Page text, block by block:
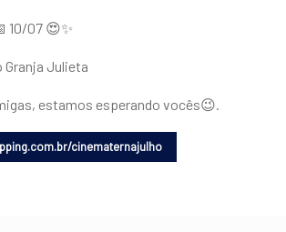
10/07 😍✨
Julieta
estamos esperando vocês😉.